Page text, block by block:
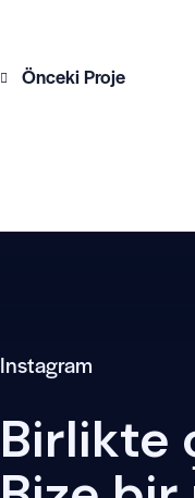
Önceki Proje
Instagram
Birlikte